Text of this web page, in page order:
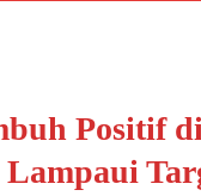
Positif
Lampaui